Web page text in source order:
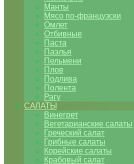
Манты
Мясо по-французски
Омлет
Отбивные
Паста
Паэлья
Пельмени
Плов
Подлива
Полента
Рагу
САЛАТЫ
Винегрет
Вегетарианские салаты
Греческий салат
Грибные салаты
Корейские салаты
Крабовый салат